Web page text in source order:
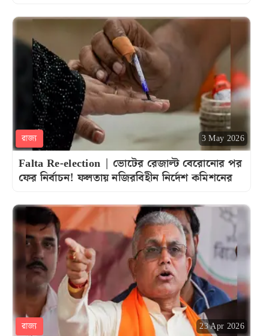
রাজ্য 3 May 2026
Falta Re-election | ভোটের রেজাল্ট বেরোনোর পর
ফের নির্বাচন! ফলতায় নজিরবিহীন নির্দেশ কমিশনের
রাজ্য 23 Apr 2026